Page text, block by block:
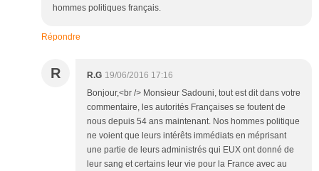
hommes politiques français.
Répondre
R R.G 19/06/2016 17:16
Bonjour,<br /> Monsieur Sadouni, tout est dit dans votre
commentaire, les autorités Françaises se foutent de
nous depuis 54 ans maintenant. Nos hommes politique
ne voient que leurs intérêts immédiats en méprisant
une partie de leurs administrés qui EUX ont donné de
leur sang et certains leur vie pour la France avec au